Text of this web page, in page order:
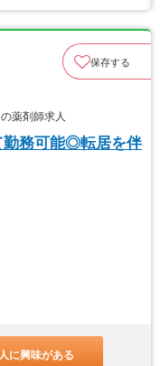
保存する
薬剤師求人
勤務可能◎転居を伴
に興味がある